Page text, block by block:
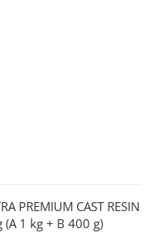
PREMIUM CAST RESIN
(A 1 kg + B 400 g)